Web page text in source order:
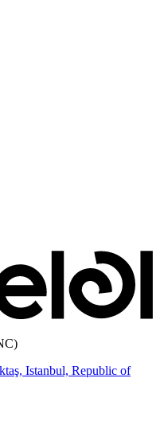
Istanbul, Republic of